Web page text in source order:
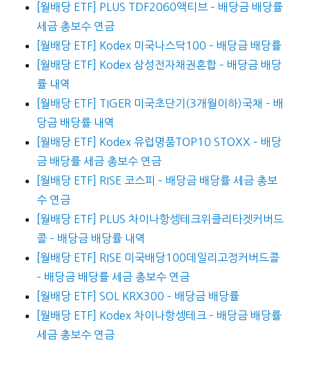
[월배당 ETF] PLUS TDF2060액티브 – 배당금 배당률
세금 총보수 연금
[월배당 ETF] Kodex 미국나스닥100 – 배당금 배당률
[월배당 ETF] Kodex 삼성전자채권혼합 – 배당금 배당
률 내역
[월배당 ETF] TIGER 미국초단기(3개월이하)국채 – 배
당금 배당률 내역
[월배당 ETF] Kodex 유럽명품TOP10 STOXX – 배당
금 배당률 세금 총보수 연금
[월배당 ETF] RISE 코스피 – 배당금 배당률 세금 총보
수 연금
[월배당 ETF] PLUS 차이나항셍테크위클리타겟커버드
콜 – 배당금 배당률 내역
[월배당 ETF] RISE 미국배당100데일리고정커버드콜
– 배당금 배당률 세금 총보수 연금
[월배당 ETF] SOL KRX300 – 배당금 배당률
[월배당 ETF] Kodex 차이나항셍테크 – 배당금 배당률
세금 총보수 연금